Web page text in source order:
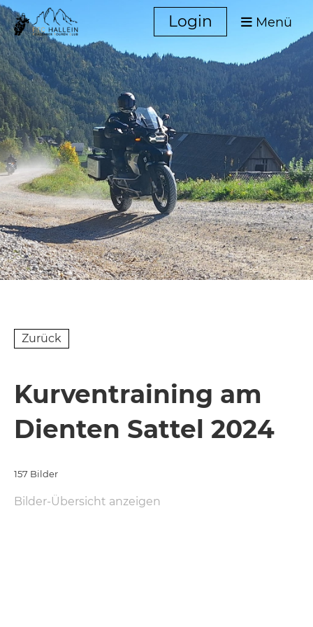
Login Menü
Zurück
Kurventraining am
Dienten Sattel 2024
157 Bilder
Bilder-Übersicht anzeigen